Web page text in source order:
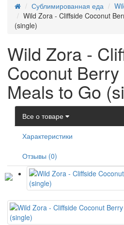
Сублимированная еда
Wild Zora - Cliffside Coconut
(single)
Wild Zora -
Coconut
Meals to Go
Все о товаре
Характеристики
Отзывы (0)